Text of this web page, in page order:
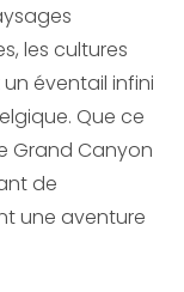
les cultures
éventail infini
Que ce
Grand Canyon
de
une aventure